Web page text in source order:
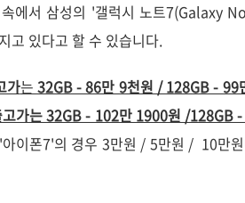
에서 삼성의 '갤럭시 노트7(Galaxy
고 있다고 할 수 있습니다.
가는 32GB - 86만 9천원 / 128GB -
고가는 32GB - 102만 1900원 /
'아이폰7'의 경우 3만원 / 5만원 / 10만